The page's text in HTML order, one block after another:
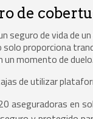
de
de vida de
proporciona
un momento de duelo.
de utilizar
aseguradoras en